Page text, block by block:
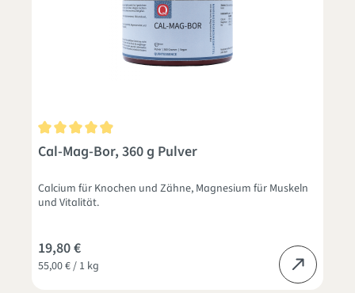
Durchschnittliche Bewertung von 4.9 von 5 Sternen
Cal-Mag-Bor, 360 g Pulver
Calcium für Knochen und Zähne, Magnesium für Muskeln
und Vitalität.
55,00 € / 1 kg
19,80 €